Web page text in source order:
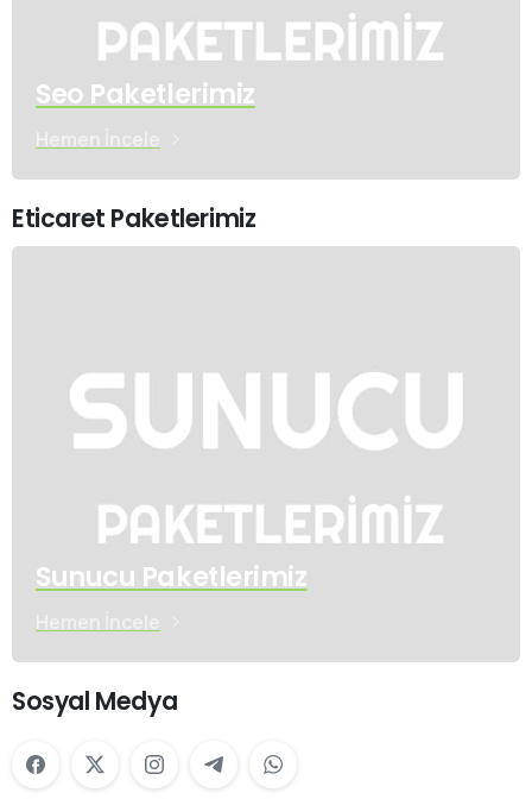
Seo Paketlerimiz
Eticaret Paketlerimiz
Sunucu Paketlerimiz
Sosyal Medya